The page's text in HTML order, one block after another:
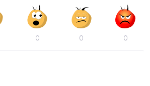
0 0 0